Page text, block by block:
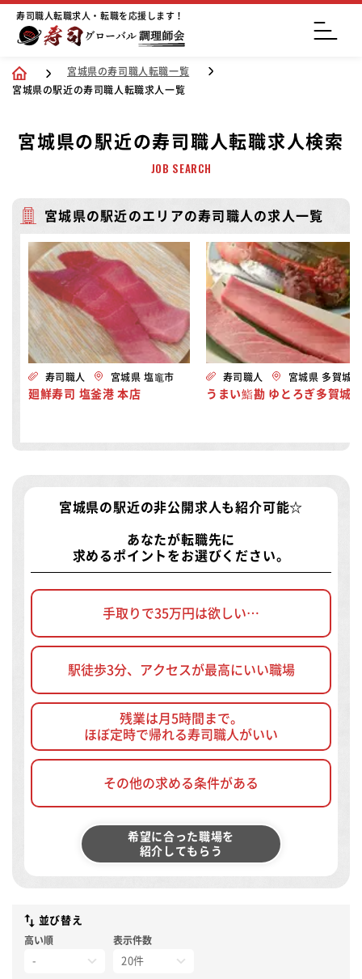
寿司職人転職求人・転職を応援します！
宮城県の寿司職人転職一覧
宮城県の駅近の寿司職人転職求人一覧
宮城県の駅近の寿司職人転職求人検索
JOB SEARCH
宮城県の駅近のエリアの寿司職人の求人一覧
寿司職人 宮城県 塩竈市
廻鮮寿司 塩釜港 本店
寿司職人 宮城県 多賀城市
うまい鮨勘 ゆとろぎ多賀城
宮城県の駅近の非公開求人 も紹介可能☆
あなたが転職先に
求めるポイントをお選びください。
手取りで35万円は欲しい…
駅徒歩3分、アクセスが最高にいい職場
残業は月5時間まで。
ほぼ定時で帰れる寿司職人がいい
その他の求める条件がある
希望に合った職場を
紹介してもらう
並び替え
高い順 表示件数